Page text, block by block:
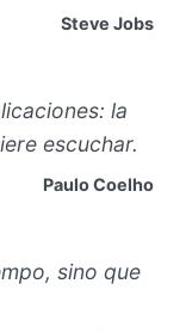
Steve Jobs
la
escuchar.
Paulo Coelho
sino que